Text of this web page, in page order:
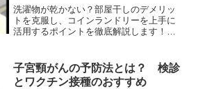
洗濯物が乾かない？部屋干しのデメリッ
トを克服し、コインランドリーを上手に
活用するポイントを徹底解説します！冬
し、ほんま困るよな。ほな、今回はおば
ちゃんが部屋干しのコツと...
子宮頸がんの予防法とは？ 検診
とワクチン接種のおすすめ